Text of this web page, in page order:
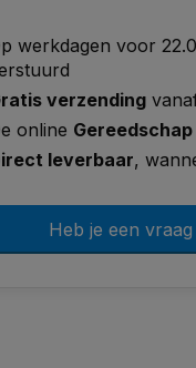
werkdagen voor
verzending
online
leverbaar,
Heb je een